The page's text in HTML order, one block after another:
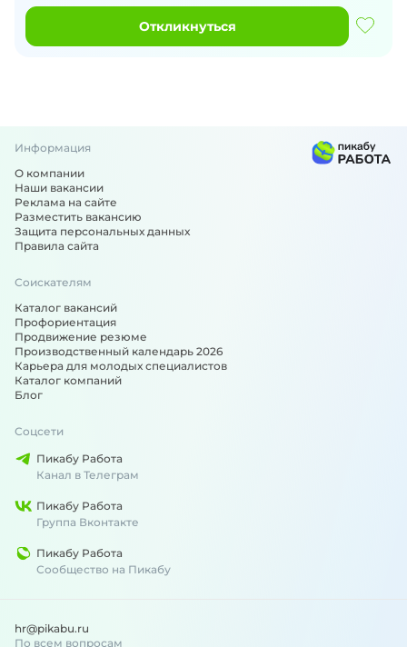
Откликнуться
Информация
О компании
Наши вакансии
Реклама на сайте
Разместить вакансию
Защита персональных данных
Правила сайта
Соискателям
Каталог вакансий
Профориентация
Продвижение резюме
Производственный календарь 2026
Карьера для молодых специалистов
Каталог компаний
Блог
Соцсети
Пикабу Работа
Канал в Телеграм
Пикабу Работа
Группа Вконтакте
Пикабу Работа
Сообщество на Пикабу
hr@pikabu.ru
По всем вопросам